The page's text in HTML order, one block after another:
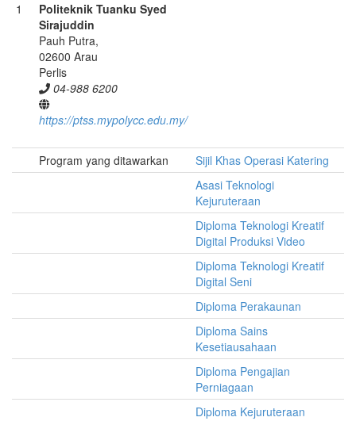
1
Politeknik Tuanku Syed
Sirajuddin
Pauh Putra,
02600 Arau
Perlis
04-988 6200
https://ptss.mypolycc.edu.my/
Program yang ditawarkan
Sijil Khas Operasi Katering
Asasi Teknologi
Kejuruteraan
Diploma Teknologi Kreatif
Digital Produksi Video
Diploma Teknologi Kreatif
Digital Seni
Diploma Perakaunan
Diploma Sains
Kesetiausahaan
Diploma Pengajian
Perniagaan
Diploma Kejuruteraan